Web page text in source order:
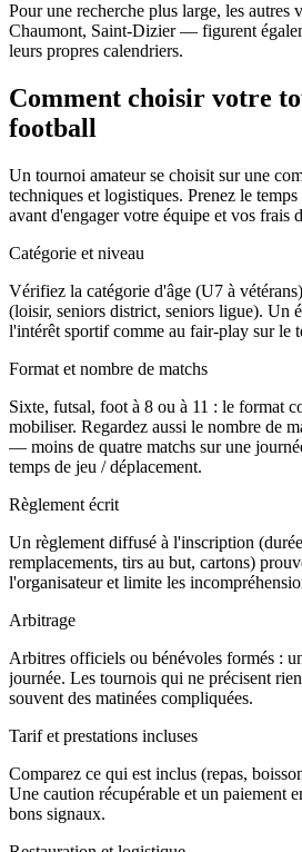
Pour une recherche plus large, les
Chaumont, Saint-Dizier — figurent
leurs propres calendriers.
Comment choisir votre
football
Un tournoi amateur se choisit sur une
techniques et logistiques. Prenez le
avant d'engager votre équipe et vos frais
Catégorie et niveau
Vérifiez la catégorie d'âge (U7 à
(loisir, seniors district, seniors ligue). Un
l'intérêt sportif comme au fair-play sur le
Format et nombre de matchs
Sixte, futsal, foot à 8 ou à 11 : le format
mobiliser. Regardez aussi le nombre de
— moins de quatre matchs sur une
temps de jeu / déplacement.
Règlement écrit
Un règlement diffusé à l'inscription
remplacements, tirs au but, cartons)
l'organisateur et limite les
Arbitrage
Arbitres officiels ou bénévoles formés :
journée. Les tournois qui ne précisent
souvent des matinées compliquées.
Tarif et prestations incluses
Comparez ce qui est inclus (repas,
Une caution récupérable et un paiement
bons signaux.